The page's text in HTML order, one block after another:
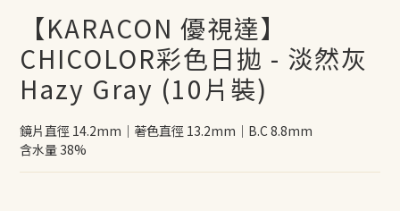
【KARACON 優視達】
CHICOLOR彩色日拋 - 淡然灰
Hazy Gray (10片裝)
鏡片直徑 14.2mm｜著色直徑 13.2mm｜B.C 8.8mm
含水量 38%